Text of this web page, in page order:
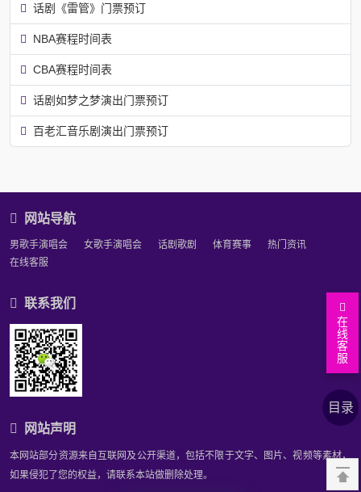
目录
返
回
顶
查
看
案
上
问
题
关
推
话剧《雷管》门票预订
NBA赛程时间表
CBA赛程时间表
话剧如梦之梦演出门票预订
百老汇音乐剧演出门票预订
网站导航
男歌手演唱会 女歌手演唱会 话剧歌剧 体育赛事
热门资讯
在线客服
在
线
客
服
联系我们
网站声明
本网站部分资源来自互联网及公开渠道，包括不限于文字、图片、视频等素材，
如果侵犯了您的权益，请联系本站做删除处理。